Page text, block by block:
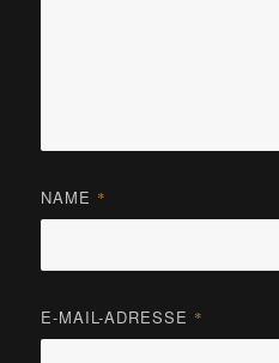
NAME *
E-MAIL-ADRESSE *